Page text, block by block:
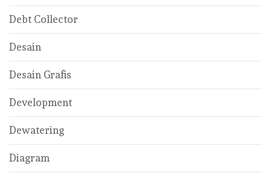
Debt Collector
Desain
Desain Grafis
Development
Dewatering
Diagram